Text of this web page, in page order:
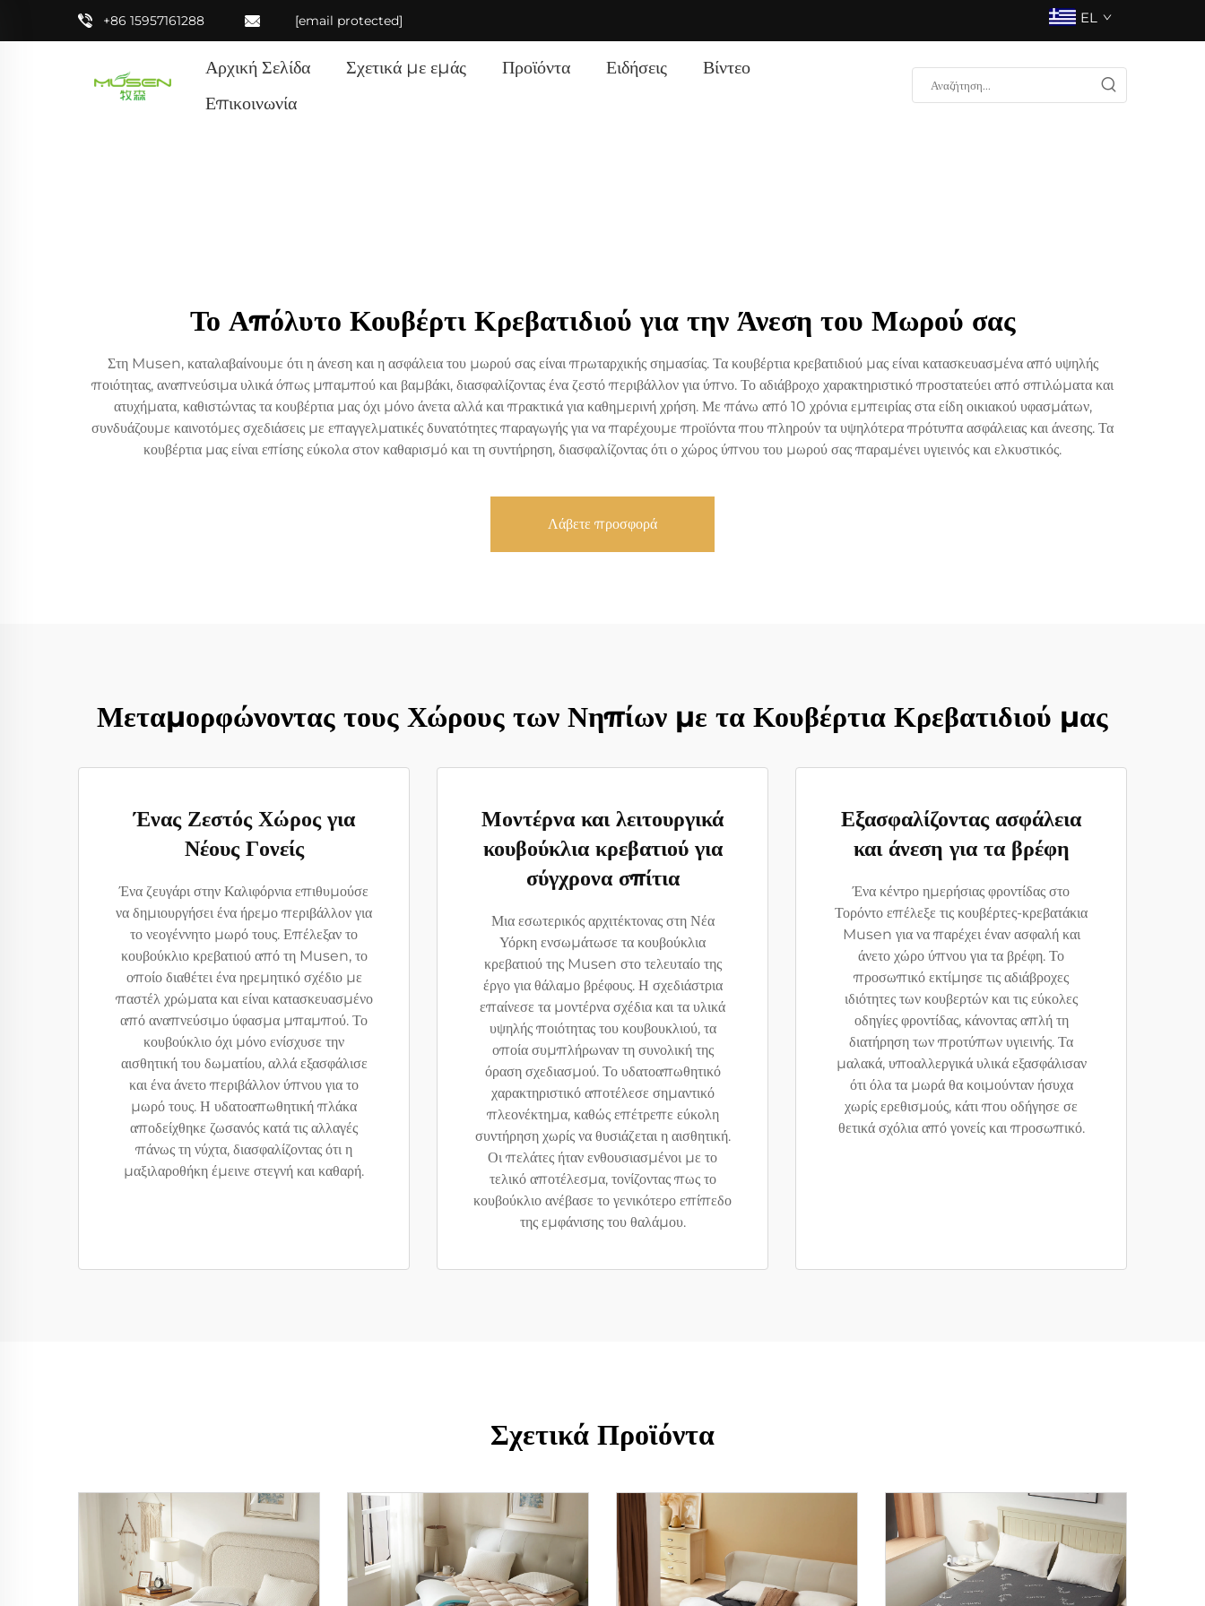
+86 15957161288 [email protected] EL
Αρχική Σελίδα Σχετικά με εμάς Προϊόντα Ειδήσεις
Βίντεο
Επικοινωνία
Το Απόλυτο Κουβέρτι Κρεβατιδιού για την Άνεση του Μωρού σας
Στη Musen, καταλαβαίνουμε ότι η άνεση και η ασφάλεια του μωρού σας είναι πρωταρχικής σημασίας. Τα κουβέρτια κρεβατιδιού μας είναι κατασκευασμένα από υψηλής
ποιότητας, αναπνεύσιμα υλικά όπως μπαμπού και βαμβάκι, διασφαλίζοντας ένα ζεστό περιβάλλον για ύπνο. Το αδιάβροχο χαρακτηριστικό προστατεύει από σπιλώματα και
ατυχήματα, καθιστώντας τα κουβέρτια μας όχι μόνο άνετα αλλά και πρακτικά για καθημερινή χρήση. Με πάνω από 10 χρόνια εμπειρίας στα είδη οικιακού υφασμάτων,
συνδυάζουμε καινοτόμες σχεδιάσεις με επαγγελματικές δυνατότητες παραγωγής για να παρέχουμε προϊόντα που πληρούν τα υψηλότερα πρότυπα ασφάλειας και άνεσης. Τα
κουβέρτια μας είναι επίσης εύκολα στον καθαρισμό και τη συντήρηση, διασφαλίζοντας ότι ο χώρος ύπνου του μωρού σας παραμένει υγιεινός και ελκυστικός.
Λάβετε προσφορά
Μεταμορφώνοντας τους Χώρους των Νηπίων με τα Κουβέρτια Κρεβατιδιού μας
Ένας Ζεστός Χώρος για
Νέους Γονείς
Ένα ζευγάρι στην Καλιφόρνια επιθυμούσε
να δημιουργήσει ένα ήρεμο περιβάλλον για
το νεογέννητο μωρό τους. Επέλεξαν το
κουβούκλιο κρεβατιού από τη Musen, το
οποίο διαθέτει ένα ηρεμητικό σχέδιο με
παστέλ χρώματα και είναι κατασκευασμένο
από αναπνεύσιμο ύφασμα μπαμπού. Το
κουβούκλιο όχι μόνο ενίσχυσε την
αισθητική του δωματίου, αλλά εξασφάλισε
και ένα άνετο περιβάλλον ύπνου για το
μωρό τους. Η υδατοαπωθητική πλάκα
αποδείχθηκε ζωσανός κατά τις αλλαγές
πάνως τη νύχτα, διασφαλίζοντας ότι η
μαξιλαροθήκη έμεινε στεγνή και καθαρή.
Μοντέρνα και λειτουργικά
κουβούκλια κρεβατιού για
σύγχρονα σπίτια
Μια εσωτερικός αρχιτέκτονας στη Νέα
Υόρκη ενσωμάτωσε τα κουβούκλια
κρεβατιού της Musen στο τελευταίο της
έργο για θάλαμο βρέφους. Η σχεδιάστρια
επαίνεσε τα μοντέρνα σχέδια και τα υλικά
υψηλής ποιότητας του κουβουκλιού, τα
οποία συμπλήρωναν τη συνολική της
όραση σχεδιασμού. Το υδατοαπωθητικό
χαρακτηριστικό αποτέλεσε σημαντικό
πλεονέκτημα, καθώς επέτρεπε εύκολη
συντήρηση χωρίς να θυσιάζεται η αισθητική.
Οι πελάτες ήταν ενθουσιασμένοι με το
τελικό αποτέλεσμα, τονίζοντας πως το
κουβούκλιο ανέβασε το γενικότερο επίπεδο
της εμφάνισης του θαλάμου.
Εξασφαλίζοντας ασφάλεια
και άνεση για τα βρέφη
Ένα κέντρο ημερήσιας φροντίδας στο
Τορόντο επέλεξε τις κουβέρτες-κρεβατάκια
Musen για να παρέχει έναν ασφαλή και
άνετο χώρο ύπνου για τα βρέφη. Το
προσωπικό εκτίμησε τις αδιάβροχες
ιδιότητες των κουβερτών και τις εύκολες
οδηγίες φροντίδας, κάνοντας απλή τη
διατήρηση των προτύπων υγιεινής. Τα
μαλακά, υποαλλεργικά υλικά εξασφάλισαν
ότι όλα τα μωρά θα κοιμούνταν ήσυχα
χωρίς ερεθισμούς, κάτι που οδήγησε σε
θετικά σχόλια από γονείς και προσωπικό.
Σχετικά Προϊόντα